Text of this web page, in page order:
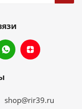
shop@rir39.ru